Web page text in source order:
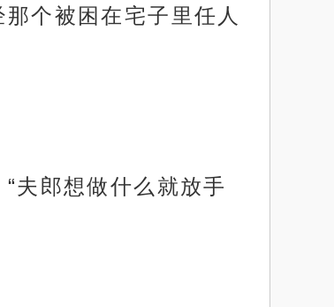
个被困在宅子里任人
夫郎想做什么就放手